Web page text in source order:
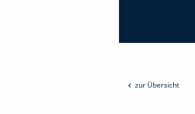
zur Übersicht